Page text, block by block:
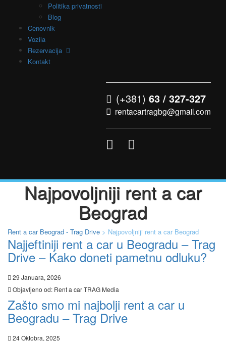
Politika privatnosti
Blog
Cenovnik
Vozila
Rezervacija
Kontakt
(+381) 63 / 327-327
rentacartragbg@gmail.com
Najpovoljniji rent a car
Beograd
Rent a car Beograd - Trag Drive > Najpovoljniji rent a car Beograd
Najjeftiniji rent a car u Beogradu – Trag
Drive – Kako doneti pametnu odluku?
29 Januara, 2026
Objavljeno od: Rent a car TRAG Media
Zašto smo mi najbolji rent a car u
Beogradu – Trag Drive
24 Oktobra, 2025